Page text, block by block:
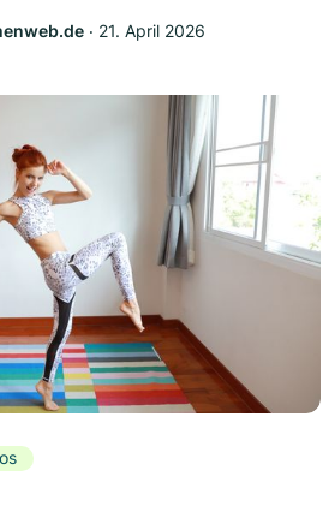
‧ 21. April 2026